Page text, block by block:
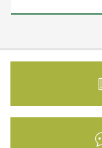
Pied
-